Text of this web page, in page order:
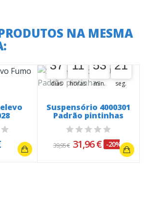
NA MESMA
37
37
00
dias
11
11
00
horas
53
53
00
min.
20
20
21
seg.
Suspensório 4000301
Padrão pintinhas
39,95 € 31,96 € -20%